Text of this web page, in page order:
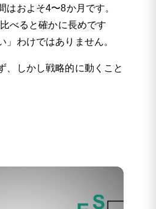
はおよそ4〜8か月です。
べると確かに長めです
」わけではありません。
、しかし戦略的に動くこと